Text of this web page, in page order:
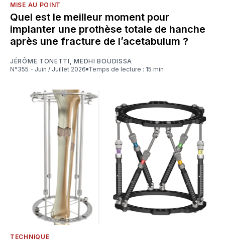
MISE AU POINT
Quel est le meilleur moment pour
implanter une prothèse totale de hanche
après une fracture de l’acetabulum ?
JÉRÔME TONETTI ,MEDHI BOUDISSA
N°355 - Juin / Juillet 2026
Temps de lecture : 15 min
TECHNIQUE